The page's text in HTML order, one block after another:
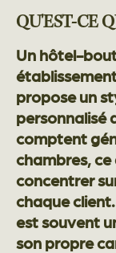
QU'EST-CE
Un hôtel-
propose un
personnalisé
comptent
chambres, ce
concentrer
chaque
est souvent
son propre